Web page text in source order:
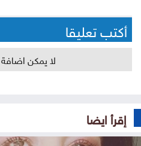
أكتب تعليقا
لا يمكن
إقرأ ايضا